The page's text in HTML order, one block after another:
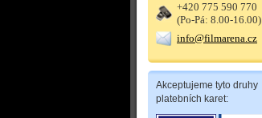
+420 775 590 770
(Po-Pá: 8.00-16.00)
info@filmarena.cz
Akceptujeme tyto druhy
platebních karet: